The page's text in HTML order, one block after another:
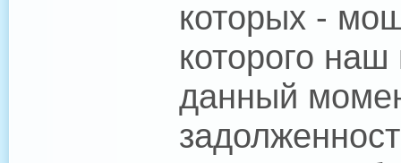
которых -
которого
данный